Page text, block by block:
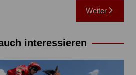
Weiter
interessieren